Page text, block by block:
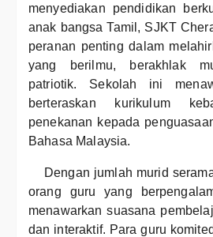
menyediakan pendidikan
anak bangsa Tamil, SJKT
peranan penting dalam
yang berilmu, berakhlak
patriotik. Sekolah ini
berteraskan kurikulum
penekanan kepada
Bahasa Malaysia.
Dengan jumlah murid
orang guru yang
menawarkan suasana
dan interaktif. Para guru